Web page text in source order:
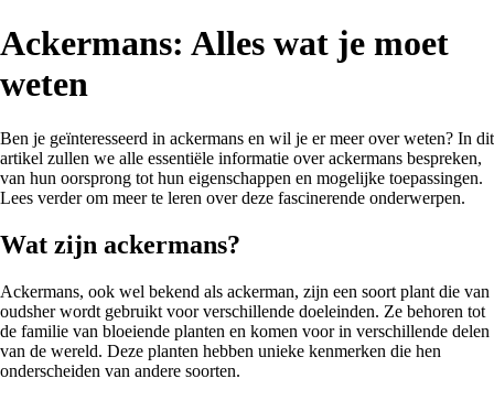
Ackermans: Alles wat je moet
weten
Ben je geïnteresseerd in ackermans en wil je er meer over weten? In dit
artikel zullen we alle essentiële informatie over ackermans bespreken,
van hun oorsprong tot hun eigenschappen en mogelijke toepassingen.
Lees verder om meer te leren over deze fascinerende onderwerpen.
Wat zijn ackermans?
Ackermans, ook wel bekend als ackerman, zijn een soort plant die van
oudsher wordt gebruikt voor verschillende doeleinden. Ze behoren tot
de familie van bloeiende planten en komen voor in verschillende delen
van de wereld. Deze planten hebben unieke kenmerken die hen
onderscheiden van andere soorten.